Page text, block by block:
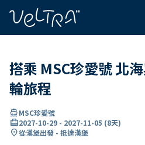
搭乘 MSC珍愛號 北
輪旅程
directions_boatMSC珍愛號
card_travel2027-10-29 - 2027-11-05 (8天)
location_on從漢堡出發 - 抵達漢堡